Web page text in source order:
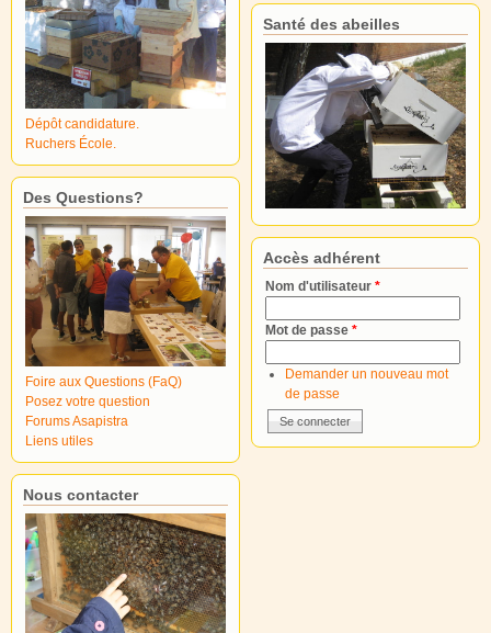
Dépôt candidature.
Ruchers École.
Des Questions?
Foire aux Questions (FaQ)
Posez votre question
Forums Asapistra
Liens utiles
Nous contacter
Santé des abeilles
Accès adhérent
Nom d'utilisateur *
Mot de passe *
Demander un nouveau mot
de passe